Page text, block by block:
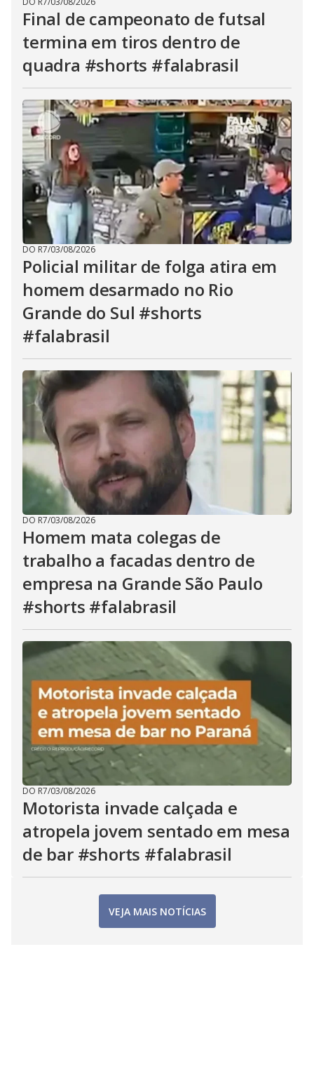
Final de campeonato de futsal
termina em tiros dentro de
quadra #shorts #falabrasil
DO R7/03/08/2026
Policial militar de folga atira em
homem desarmado no Rio
Grande do Sul #shorts
#falabrasil
DO R7/03/08/2026
Homem mata colegas de
trabalho a facadas dentro de
empresa na Grande São Paulo
#shorts #falabrasil
DO R7/03/08/2026
Motorista invade calçada e
atropela jovem sentado em mesa
de bar #shorts #falabrasil
VEJA MAIS NOTÍCIAS